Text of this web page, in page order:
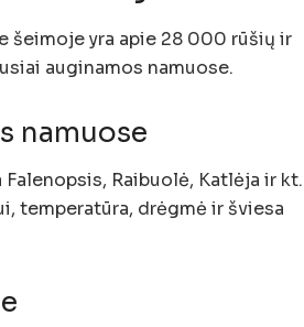
šeimoje yra apie 28 000 rūšių ir
auginamos namuose.
namuose
Raibuolė, Katlėja ir kt.
temperatūra, drėgmė ir šviesa